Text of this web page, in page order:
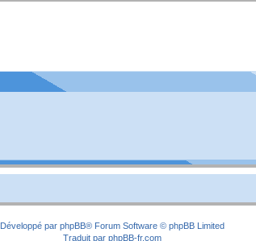
Développé par phpBB® Forum Software © phpBB Limited
Traduit par phpBB-fr.com